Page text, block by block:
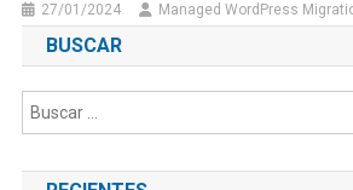
27/01/2024 Managed WordPress
BUSCAR